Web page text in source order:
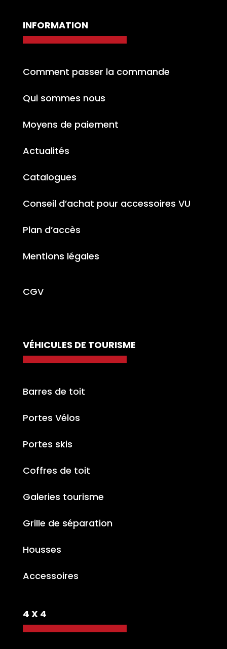
INFORMATION
Comment passer la commande
Qui sommes nous
Moyens de paiement
Actualités
Catalogues
Conseil d’achat pour accessoires VU
Plan d’accès
Mentions légales
CGV
VÉHICULES DE TOURISME
Barres de toit
Portes Vélos
Portes skis
Coffres de toit
Galeries tourisme
Grille de séparation
Housses
Accessoires
4 X 4